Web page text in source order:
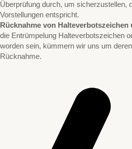
Überprüfung durch, um sicherzustellen,
Vorstellungen entspricht.
Rücknahme von Halteverbotszeichen
die Entrümpelung Halteverbotszeichen
worden sein, kümmern wir uns um
Rücknahme.